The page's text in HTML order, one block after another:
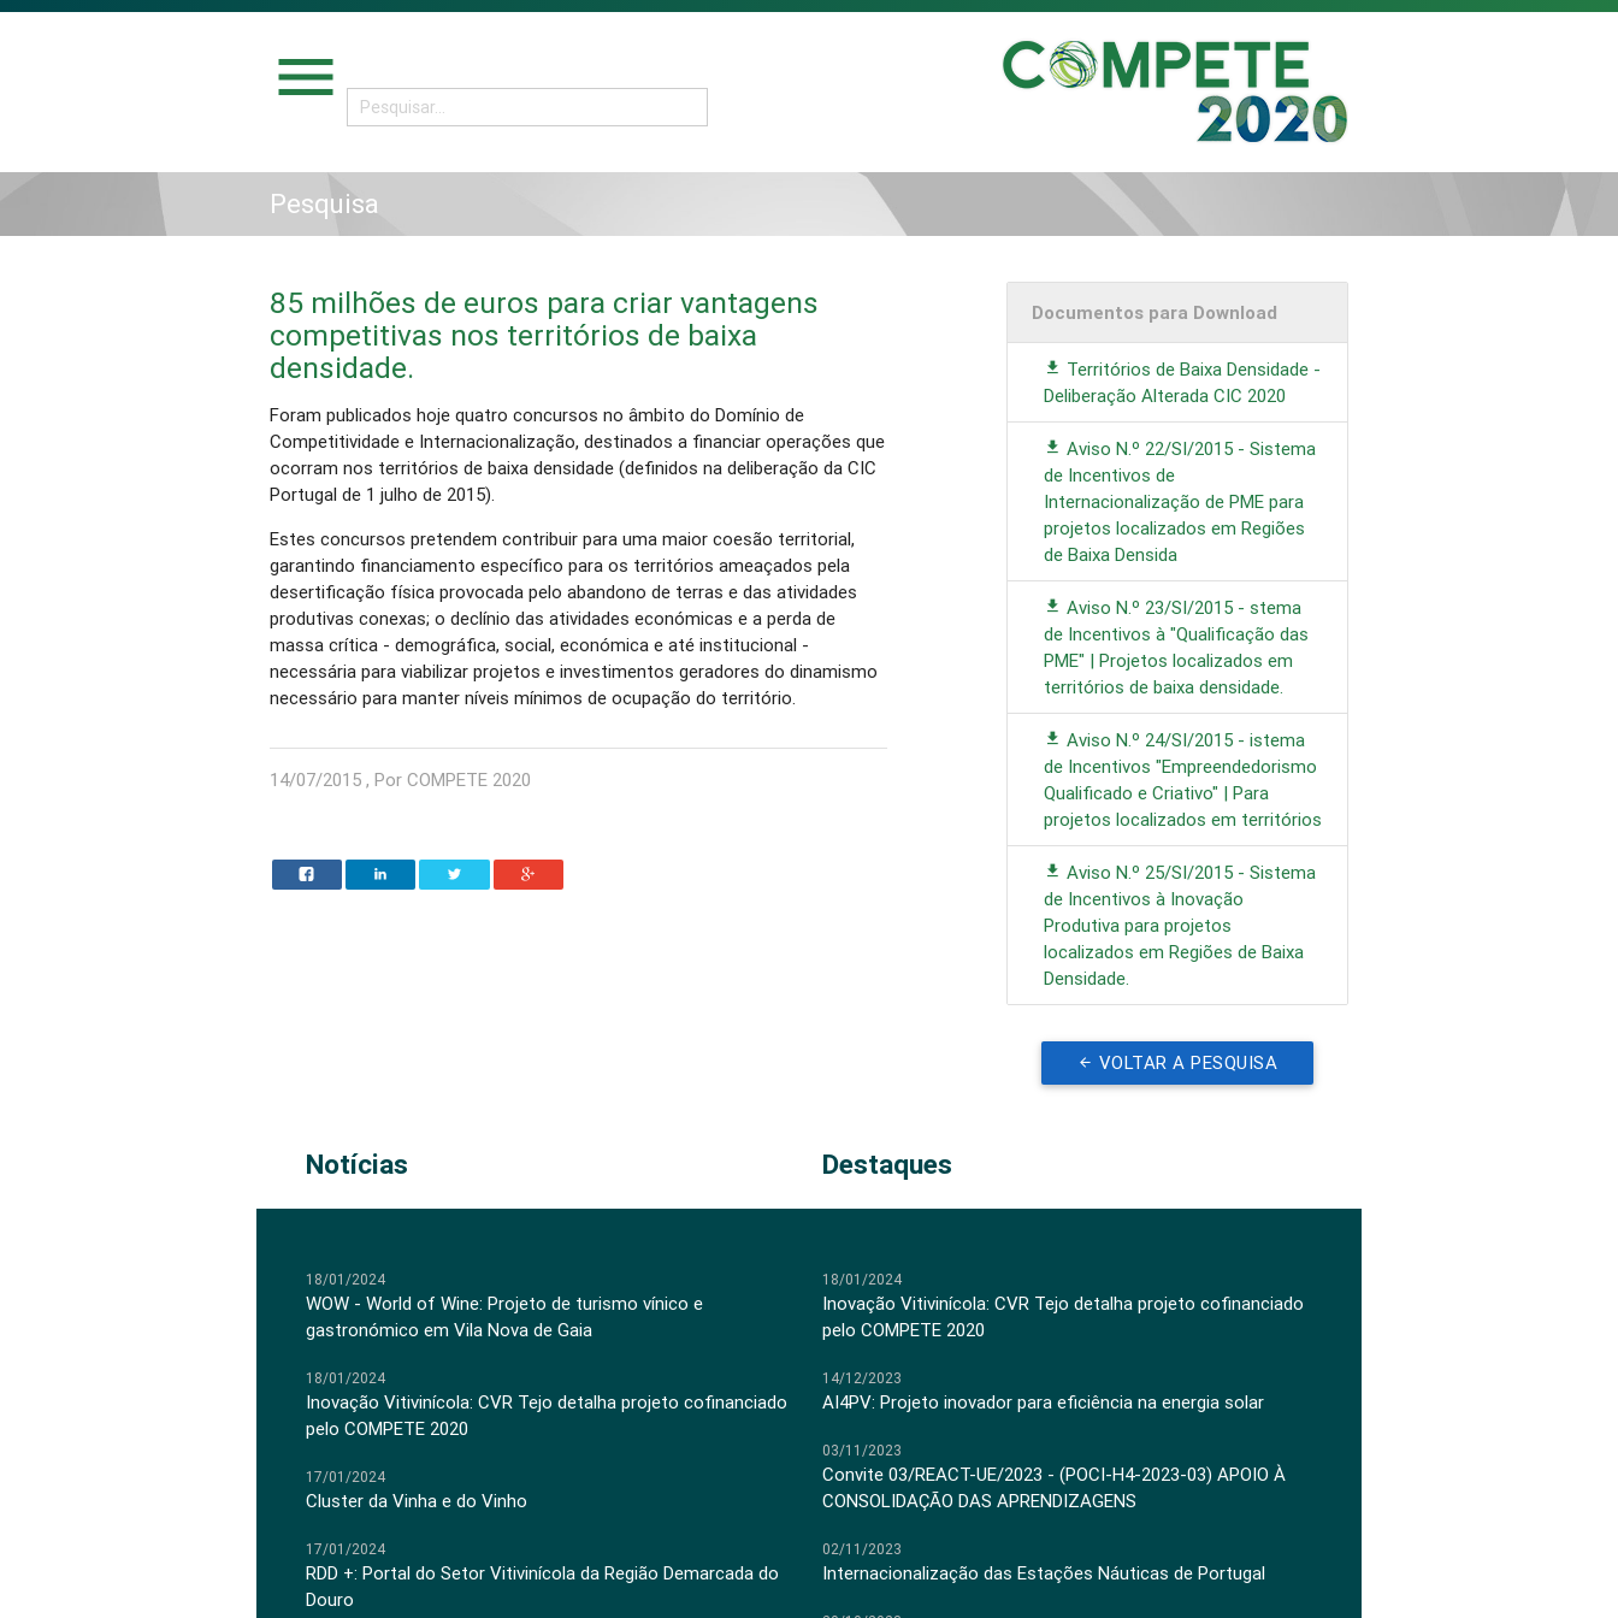
menu
Pesquisa
85 milhões de euros para criar vantagens
competitivas nos territórios de baixa
densidade.
Foram publicados hoje quatro concursos no âmbito do Domínio de
Competitividade e Internacionalização, destinados a financiar operações que
ocorram nos territórios de baixa densidade (definidos na deliberação da CIC
Portugal de 1 julho de 2015).
Estes concursos pretendem contribuir para uma maior coesão territorial,
garantindo financiamento específico para os territórios ameaçados pela
desertificação física provocada pelo abandono de terras e das atividades
produtivas conexas; o declínio das atividades económicas e a perda de
massa crítica - demográfica, social, económica e até institucional -
necessária para viabilizar projetos e investimentos geradores do dinamismo
necessário para manter níveis mínimos de ocupação do território.
14/07/2015 , Por COMPETE 2020
Documentos para Download
Territórios de Baixa Densidade -
Deliberação Alterada CIC 2020
Aviso N.º 22/SI/2015 - Sistema
de Incentivos de
Internacionalização de PME para
projetos localizados em Regiões
de Baixa Densida
Aviso N.º 23/SI/2015 - stema
de Incentivos à "Qualificação das
PME" | Projetos localizados em
territórios de baixa densidade.
Aviso N.º 24/SI/2015 - istema
de Incentivos "Empreendedorismo
Qualificado e Criativo" | Para
projetos localizados em territórios
Aviso N.º 25/SI/2015 - Sistema
de Incentivos à Inovação
Produtiva para projetos
localizados em Regiões de Baixa
Densidade.
VOLTAR A PESQUISA
Notícias Destaques
18/01/2024
WOW - World of Wine: Projeto de turismo vínico e
gastronómico em Vila Nova de Gaia
18/01/2024
Inovação Vitivinícola: CVR Tejo detalha projeto cofinanciado
pelo COMPETE 2020
17/01/2024
Cluster da Vinha e do Vinho
17/01/2024
RDD +: Portal do Setor Vitivinícola da Região Demarcada do
Douro
18/01/2024
Inovação Vitivinícola: CVR Tejo detalha projeto cofinanciado
pelo COMPETE 2020
14/12/2023
AI4PV: Projeto inovador para eficiência na energia solar
03/11/2023
Convite 03/REACT-UE/2023 - (POCI-H4-2023-03) APOIO À
CONSOLIDAÇÃO DAS APRENDIZAGENS
02/11/2023
Internacionalização das Estações Náuticas de Portugal